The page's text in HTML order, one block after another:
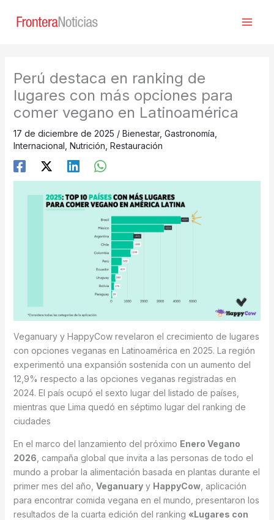
Perú destaca en ranking de
lugares con más opciones para
comer vegano en Latinoamérica
17 de diciembre de 2025 / Bienestar, Gastronomía
Internacional Nutrición Restauración
Veganuary y HappyCow revelaron el crecimiento de lugares
con opciones veganas en Latinoamérica en 2025. La región
experimentó una expansión sostenida con un aumento del
12,9% respecto a las opciones veganas registradas en
2024. El país ocupó el sexto lugar del listado de países,
mientras que Lima quedó en séptimo lugar del ranking de
ciudades
En el marco del lanzamiento del próximo Enero Vegano
2026 , campaña global que invita a las personas de todo el
mundo a probar la alimentación basada en plantas durante el
primer mes del año, Veganuaryy HappyCow, aplicación
para encontrar comida vegana en el mundo, presentaron los
resultados de la cuarta edición del ranking «Lugares con